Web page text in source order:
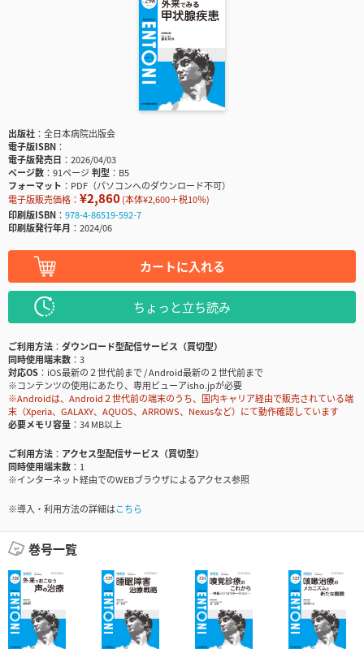
出版社
全日本病院出版会
電子版ISBN
電子版発売日
2026/04/03
ページ数
91ページ判型
B5
フォーマット
PDF（パソコンへのダウンロード不可）
電子版販売価格： ¥2,860(本体¥2,600＋税10％)
印刷版ISBN
978-4-86519-592-7
印刷版発行年月
2024/06
カートに入れる
ちょっと立ち読み
ご利用方法
ダウンロード型配信サービス（買切型）
同時使用端末数
3
対応OS
iOS最新の２世代前まで / Android最新の２世代前まで
※コンテンツの使用にあたり、専用ビューアisho.jpが必要
※Androidは、Android２世代前の端末のうち、国内キャリア経由で販売されている端
末（Xperia、GALAXY、AQUOS、ARROWS、Nexusなど）にて動作確認しています
必要メモリ容量
34 MB以上
ご利用方法
アクセス型配信サービス（買切型）
同時使用端末数
1
※インターネット経由でのWEBブラウザによるアクセス参照
※導入・利用方法の詳細はこちら
巻号一覧